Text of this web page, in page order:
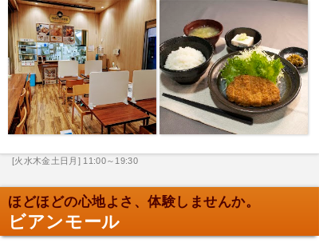
[火水木金土日月] 11:00～19:30
ほどほどの心地よさ、体験しませんか。
ビアンモール